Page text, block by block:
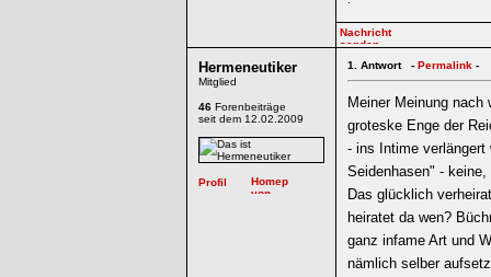
Hermeneutiker
Mitglied
46 Forenbeiträge
seit dem 12.02.2009
1. Antwort - Permalink -
Meiner Meinung
groteske Enge der
- ins Intime verlängert
Seidenhasen" -
Das glücklich
heiratet da wen?
ganz infame Art und
nämlich selber